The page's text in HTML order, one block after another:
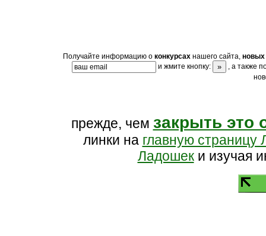
Получайте информацию о конкурсахнашего сайта, новых
и жмите кнопку:
, а также
прежде, чем закрыть это
линки на главную страницу
Ладошеки изучая